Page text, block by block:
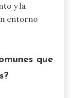
y la
entorno
que